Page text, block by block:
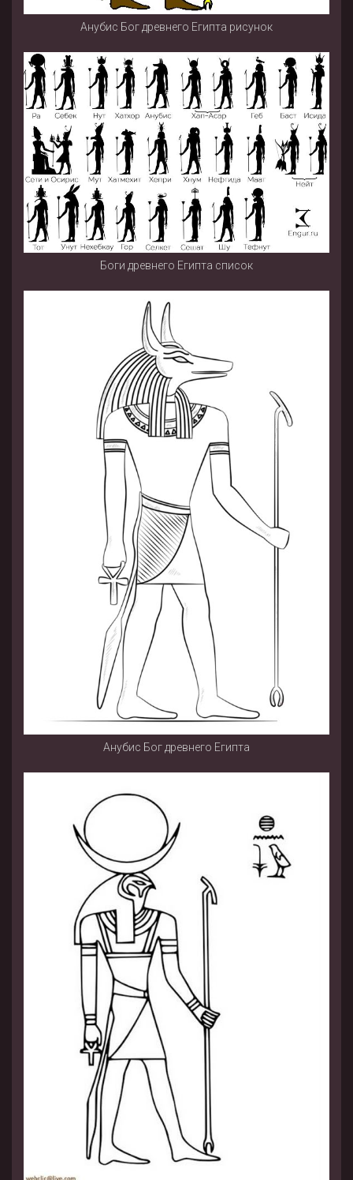
Анубис Бог древнего Египта рисунок
Боги древнего Египта список
Анубис Бог древнего Египта